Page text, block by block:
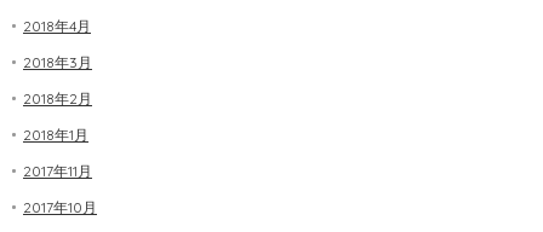
2018年4月
2018年3月
2018年2月
2018年1月
2017年11月
2017年10月